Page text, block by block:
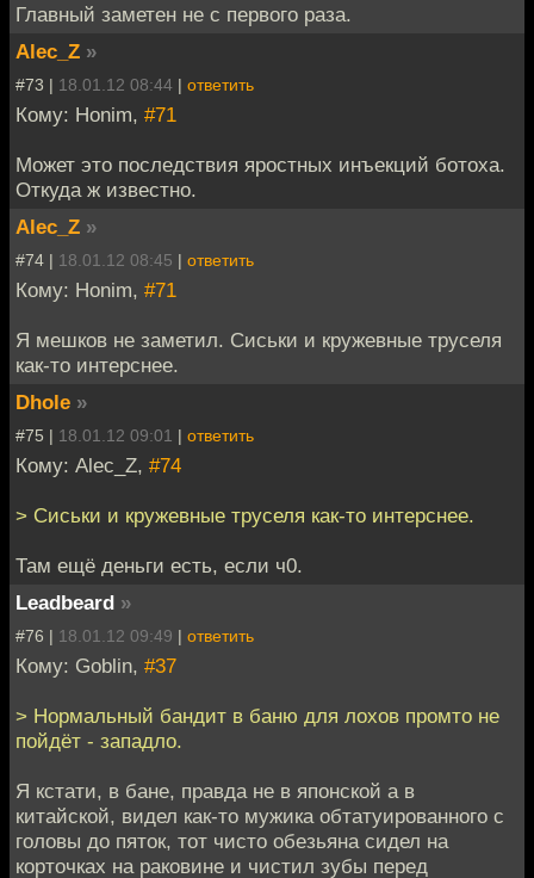
Главный заметен не с первого раза.
Alec_Z »
#73 | 18.01.12 08:44 | ответить
Кому: Honim, #71
Может это последствия яростных инъекций ботоха.
Откуда ж известно.
Alec_Z »
#74 | 18.01.12 08:45 | ответить
Кому: Honim, #71
Я мешков не заметил. Сиськи и кружевные труселя
как-то интерснее.
Dhole »
#75 | 18.01.12 09:01 | ответить
Кому: Alec_Z, #74
> Сиськи и кружевные труселя как-то интерснее.
Там ещё деньги есть, если ч0.
Leadbeard »
#76 | 18.01.12 09:49 | ответить
Кому: Goblin, #37
> Нормальный бандит в баню для лохов промто не
пойдёт - западло.
Я кстати, в бане, правда не в японской а в
китайской, видел как-то мужика обтатуированного с
головы до пяток, тот чисто обезьяна сидел на
корточках на раковине и чистил зубы перед